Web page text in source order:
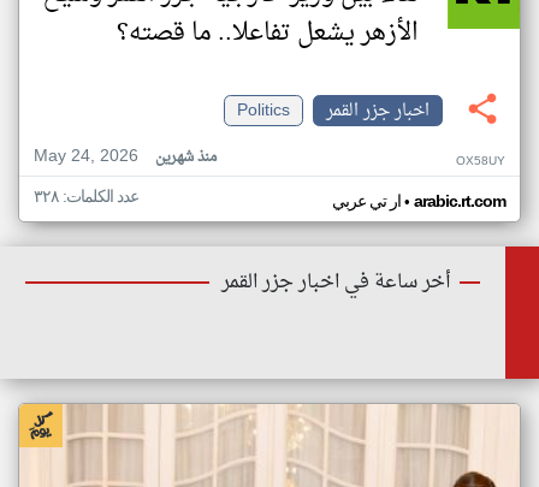
الأزهر يشعل تفاعلا.. ما قصته؟
اخبار جزر القمر
Politics
May 24, 2026
منذ شهرين OX58UY
ار تي عربي• arabic.rt.com عدد الكلمات: ٣٢٨
أخر ساعة في اخبار جزر القمر